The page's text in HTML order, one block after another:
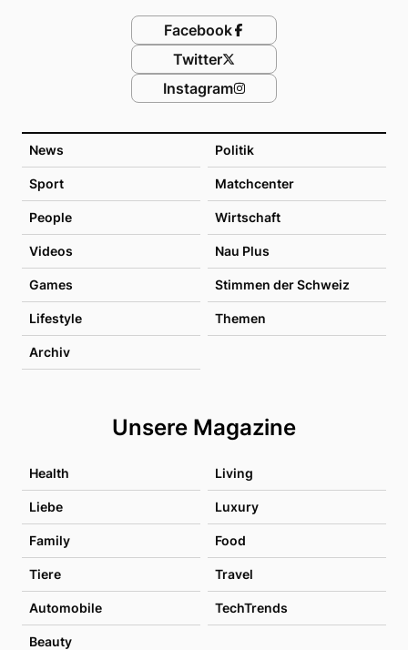
News Politik
Sport Matchcenter
People Wirtschaft
Videos Nau Plus
Games Stimmen der Schweiz
Lifestyle Themen
Archiv
Unsere Magazine
Health Living
Liebe Luxury
Family Food
Tiere Travel
Automobile TechTrends
Beauty
Facebook
Twitter
Instagram